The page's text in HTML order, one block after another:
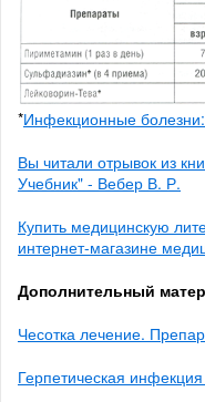
*Инфекционные
Вы читали отрывок из
Учебник" - Вебер В. Р.
Купить медицинскую
интернет-магазине
Дополнительный
Чесотка лечение.
Герпетическая